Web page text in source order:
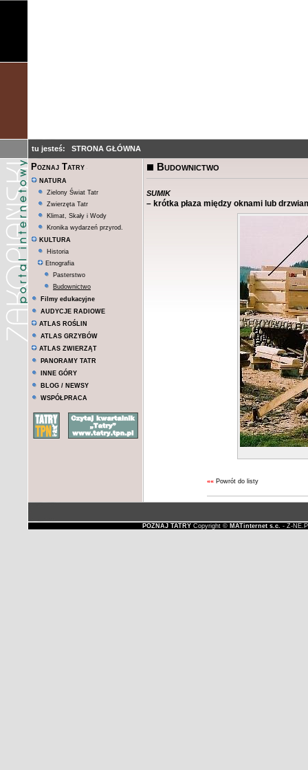
tu jesteś: STRONA GŁÓWNA
Poznaj Tatry
NATURA
Zielony Świat Tatr
Zwierzęta Tatr
Klimat, Skały i Wody
Kronika wydarzeń przyrod.
KULTURA
Historia
Etnografia
Pasterstwo
Budownictwo
Filmy edukacyjne
AUDYCJE RADIOWE
ATLAS ROŚLIN
ATLAS GRZYBÓW
ATLAS ZWIERZĄT
PANORAMY TATR
INNE GÓRY
BLOG / NEWSY
WSPÓŁPRACA
Budownictwo
sumik
– krótka płaza między oknami lub
«« Powrót do listy
POZNAJ TATRYCopyright © MATinternet s.c. - Z-